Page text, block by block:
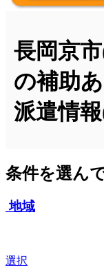
長岡京
の補助
派遣情報
条件を選ん
地域
選択